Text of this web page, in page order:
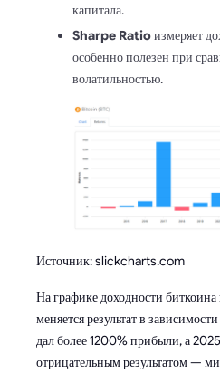
капитала.
Sharpe Ratioизмеряет
особенно полезен при
волатильностью.
Источник: slickcharts.com
На графике доходности
меняется результат в
дал более 1200% прибыли, а
отрицательным результатом —